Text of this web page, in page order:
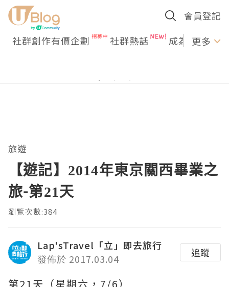
會員登記
社群創作有價企劃 社群熱話 成為U更多
旅遊
【遊記】2014年東京關西畢業之
旅-第21天
瀏覽次數:384
Lap'sTravel「立」即去旅行
發佈於 2017.03.04
追蹤
第21天（星期六，7/6）